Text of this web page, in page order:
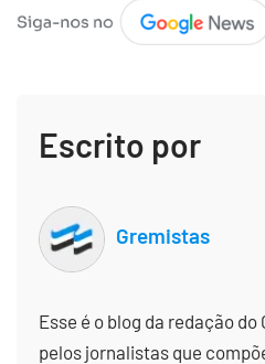
Escrito por
Gremistas
Esse é o blog da redação
pelos jornalistas que